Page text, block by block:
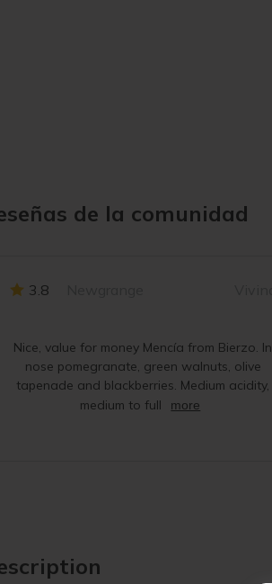
de la comunidad
3.8
Nice, value for money Mencía from Bierzo. In
nose pomegranate, green walnuts, olive
tapenade and blackberries. Medium acidity,
medium to full
more